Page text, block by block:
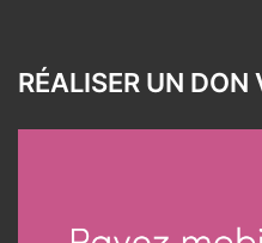
RÉALISER UN DON